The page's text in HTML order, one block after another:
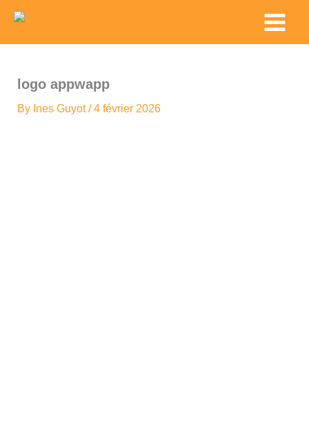
content
Main
Menu
logo appwapp
By Ines Guyot/4 février 2026